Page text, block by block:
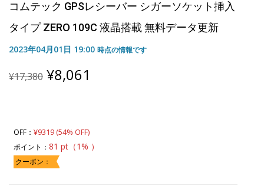
コムテック GPSレシーバー シガーソケット挿入
タイプ ZERO 109C 液晶搭載 無料データ更新
2023年04月01日 19:00 時点の情報です
¥17,380 Original
price
¥8,061
OFF： ¥9319 (54% OFF)
ポイント： 81 pt（1% ）
クーポン：